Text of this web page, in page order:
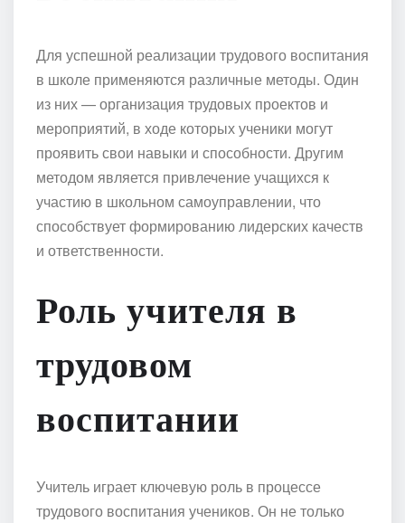
Для успешной реализации трудового воспитания
в школе применяются различные методы. Один
из них — организация трудовых проектов и
мероприятий, в ходе которых ученики могут
проявить свои навыки и способности. Другим
методом является привлечение учащихся к
участию в школьном самоуправлении, что
способствует формированию лидерских качеств
и ответственности.
Роль учителя в
трудовом
воспитании
Учитель играет ключевую роль в процессе
трудового воспитания учеников. Он не только